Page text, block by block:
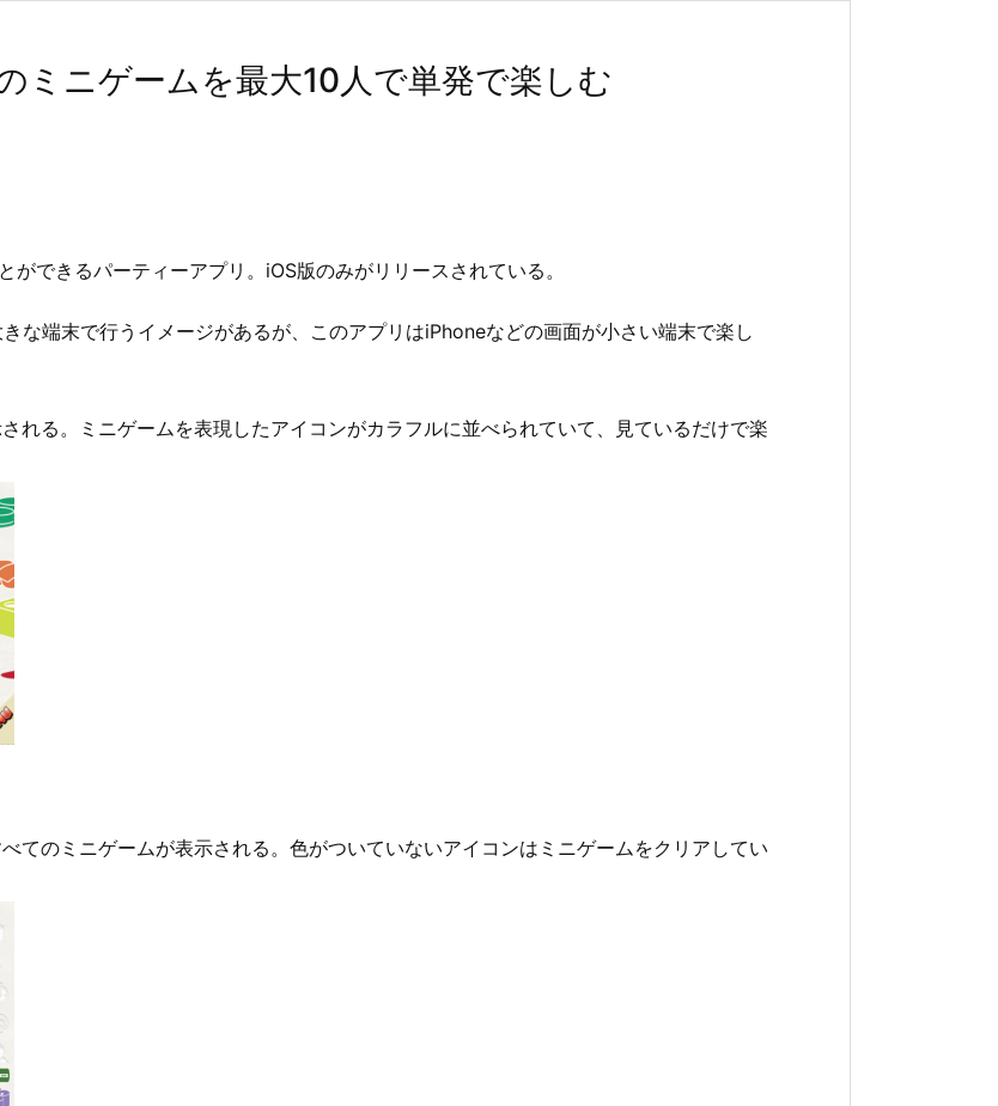
ミニゲームを最大10人で単発で楽しむ
できるパーティーアプリ。iOS版のみがリリースされている。
な端末で行うイメージがあるが、このアプリはiPhoneなどの画面が小さい端末で楽し
れる。ミニゲームを表現したアイコンがカラフルに並べられていて、見ているだけで楽
てのミニゲームが表示される。色がついていないアイコンはミニゲームをクリアしてい